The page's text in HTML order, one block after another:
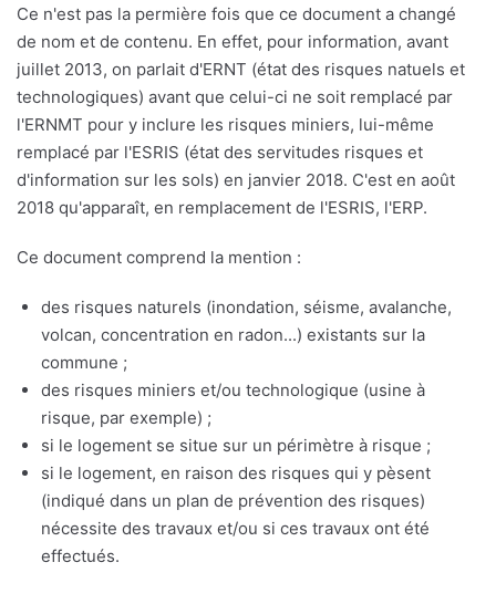
Ce n'est pas la permière fois que ce document a changé
de nom et de contenu. En effet, pour information, avant
juillet 2013, on parlait d'ERNT (état des risques natuels et
technologiques) avant que celui-ci ne soit remplacé par
l'ERNMT pour y inclure les risques miniers, lui-même
remplacé par l'ESRIS (état des servitudes risques et
d'information sur les sols) en janvier 2018. C'est en août
2018 qu'apparaît, en remplacement de l'ESRIS, l'ERP.
Ce document comprend la mention :
des risques naturels (inondation, séisme, avalanche,
volcan, concentration en radon...) existants sur la
commune ;
des risques miniers et/ou technologique (usine à
risque, par exemple) ;
si le logement se situe sur un périmètre à risque ;
si le logement, en raison des risques qui y pèsent
(indiqué dans un plan de prévention des risques)
nécessite des travaux et/ou si ces travaux ont été
effectués.